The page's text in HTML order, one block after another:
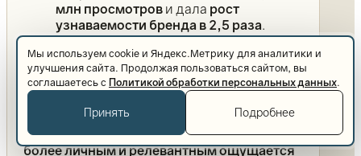
млн просмотров и дала рост
узнаваемости бренда в 2,5 раза.
Персональные рекомендации в
видеоформате вызвали у зрителей
больший отклик, чем обычные
универсальные ролики о
путешествиях.
Эти кейсы наглядно подтверждают:чем
более личным и релевантным ощущается
Мы используем cookie и Яндекс.Метрику для аналитики и
улучшения сайта. Продолжая пользоваться сайтом, вы
соглашаетесь с Политикой обработки персональных данных.
Принять Подробнее